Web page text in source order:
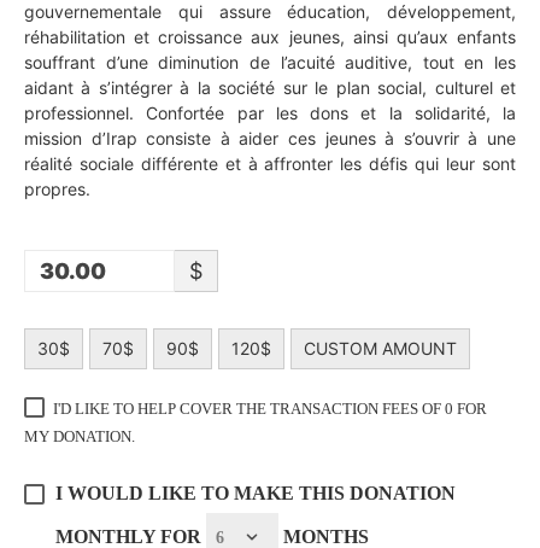
gouvernementale qui assure éducation, développement,
réhabilitation et croissance aux jeunes, ainsi qu’aux enfants
souffrant d’une diminution de l’acuité auditive, tout en les
aidant à s’intégrer à la société sur le plan social, culturel et
professionnel. Confortée par les dons et la solidarité, la
mission d’Irap consiste à aider ces jeunes à s’ouvrir à une
réalité sociale différente et à affronter les défis qui leur sont
propres.
$
30$ 70$ 90$ 120$ CUSTOM AMOUNT
I'D LIKE TO HELP COVER THE TRANSACTION FEES OF 0 FOR
MY DONATION.
I WOULD LIKE TO MAKE THIS DONATION
MONTHLY FOR MONTHS